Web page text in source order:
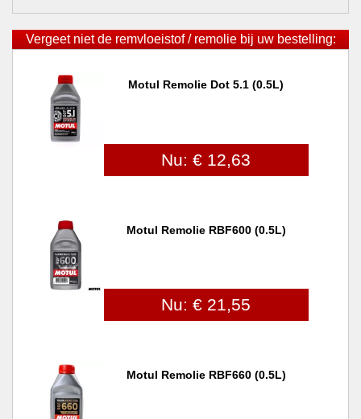
Vergeet niet de remvloeistof / remolie bij uw bestelling:
Motul Remolie Dot 5.1 (0.5L)
Nu: € 12,63
Motul Remolie RBF600 (0.5L)
Nu: € 21,55
Motul Remolie RBF660 (0.5L)